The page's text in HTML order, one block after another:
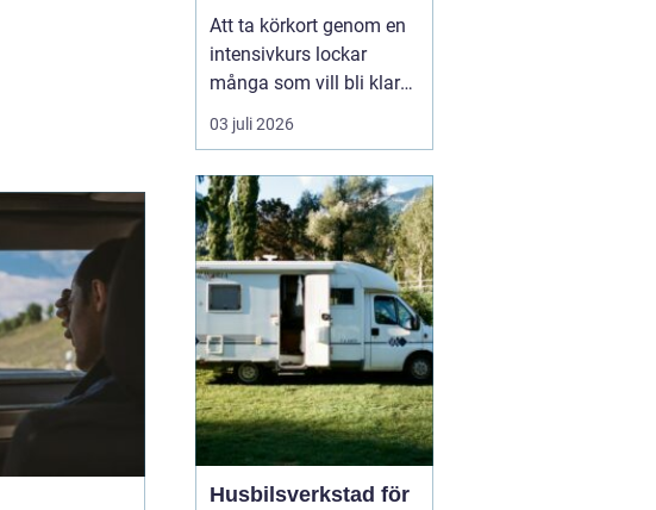
körning
Att ta körkort genom en
intensivkurs lockar
många som vill bli klara
snabbt utan att tumma
på kvaliteten. För den
Falkenberg kan en
välplanerad
intensivutbildning
innebära att körkortet är
i handen på bara några
veckor. Nyckeln h...
03 juli 2026
Husbilsverkstad för